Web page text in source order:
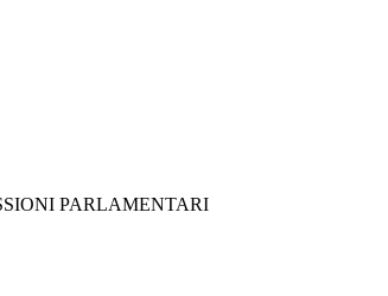
PARLAMENTARI